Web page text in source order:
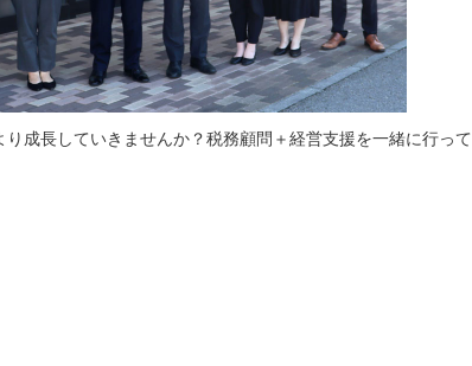
成長していきませんか？税務顧問＋経営支援を一緒に行って